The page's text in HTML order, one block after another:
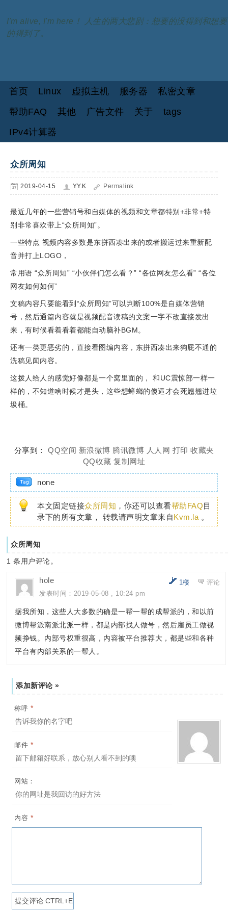
I'm alive, I'm here！ 人生的两大悲剧：想要的没得到和想要
的得到了。
首页 Linux 虚拟主机 服务器
私密文章
帮助FAQ
其他 广告文件 关于
tags
IPv4计算器
众所周知
2019-04-15 YY.K Permalink
最近几年的一些营销号和自媒体的视频和文章都特别+非常+特
别非常喜欢带上“众所周知”。
一些特点 视频内容多数是东拼西凑出来的或者搬运过来重新配
音并打上LOGO，
常用语 “众所周知” “小伙伴们怎么看？” “各位网友怎么看” “各位
网友如何如何”
文稿内容只要能看到“众所周知”可以判断100%是自媒体营销
号，然后通篇内容就是视频配音读稿的文案一字不改直接发出
来，有时候看着看着都能自动脑补BGM。
还有一类更恶劣的，直接看图编内容，东拼西凑出来狗屁不通的
洗稿见闻内容。
这拨人给人的感觉好像都是一个窝里面的， 和UC震惊部一样一
样的，不知道啥时候才是头，这些想蟑螂的傻逼才会死翘翘进垃
圾桶。
分享到： QQ空间 新浪微博 腾讯微博 人人网 打印 收藏夹
QQ收藏 复制网址
none
本文固定链接众所周知 ，你还可以查看帮助FAQ目
录下的所有文章， 转载请声明文章来自Kvm.la 。
众所周知
1 条用户评论。
hole
评论
发表时间：2019-05-08 , 10:24 pm
1楼
据我所知，这些人大多数的确是一帮一帮的成帮派的，和以前
微博帮派南派北派一样，都是内部找人做号，然后雇员工做视
频挣钱。内部号权重很高，内容被平台推荐大，都是些和各种
平台有内部关系的一帮人。
添加新评论 »
称呼 *
邮件 *
网站：
内容 *